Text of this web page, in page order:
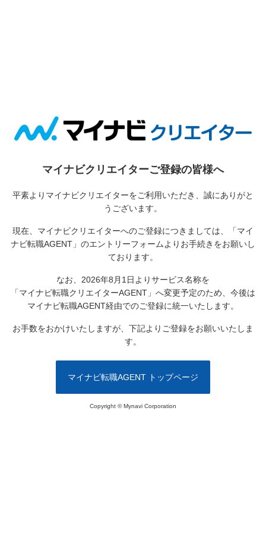
マイナビクリエイターご登録の皆様へ
平素よりマイナビクリエイターをご利用いただき、誠にありがと
うございます。
現在、マイナビクリエイターへのご登録につきましては、
「マイ
ナビ転職AGENT」のエントリーフォームよりお手続きをお願いし
ております。
なお、2026年8月1日よりサービス名称を
「マイナビ転職クリエイターAGENT」へ変更予定のため、 今後は
マイナビ転職AGENT経由でのご登録に統一いたします。
お手数をおかけいたしますが、下記よりご登録をお願いいたしま
す。
マイナビ転職AGENT トップページ
Copyright © Mynavi Corporation